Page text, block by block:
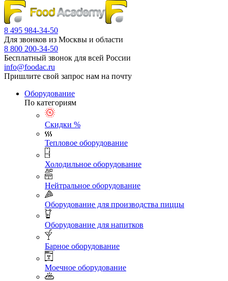
8 495 984-34-50
Для звонков из Москвы и области
8 800 200-34-50
Бесплатный звонок для всей России
info@foodac.ru
Пришлите свой запрос нам на почту
Оборудование
По категориям
Скидки %
Тепловое оборудование
Холодильное оборудование
Нейтральное оборудование
Оборудование для производства пиццы
Оборудование для напитков
Барное оборудование
Моечное оборудование